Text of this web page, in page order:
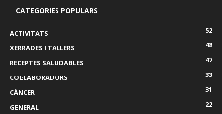
CATEGORIES POPULARS
ACTIVITATS
52
XERRADES I TALLERS
48
RECEPTES SALUDABLES
47
COL·LABORADORS
33
CÀNCER
31
GENERAL
22